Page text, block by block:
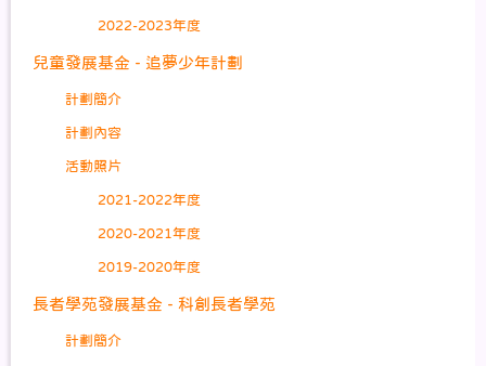
2022-2023年度
兒童發展基金 - 追夢少年計劃
計劃簡介
計劃內容
活動照片
2021-2022年度
2020-2021年度
2019-2020年度
長者學苑發展基金 - 科創長者學苑
計劃簡介